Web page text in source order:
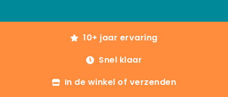
10+ jaar ervaring
Snel klaar
In de winkel of verzenden